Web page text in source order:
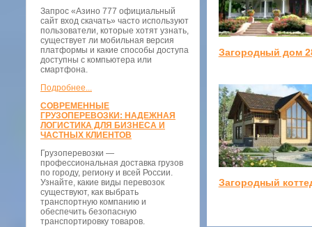
Запрос «Азино 777 официальный
сайт вход скачать» часто используют
пользователи, которые хотят узнать,
существует ли мобильная версия
платформы и какие способы доступа
доступны с компьютера или
смартфона.
Подробнее...
СОВРЕМЕННЫЕ
ГРУЗОПЕРЕВОЗКИ: НАДЕЖНАЯ
ЛОГИСТИКА ДЛЯ БИЗНЕСА И
ЧАСТНЫХ КЛИЕНТОВ
Грузоперевозки —
профессиональная доставка грузов
по городу, региону и всей России.
Узнайте, какие виды перевозок
существуют, как выбрать
транспортную компанию и
обеспечить безопасную
транспортировку товаров.
Загородный дом
Загородный